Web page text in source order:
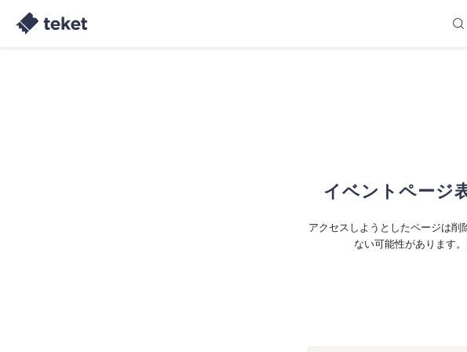
イベントページ
アクセスしようとしたページは削
ない可能性があります